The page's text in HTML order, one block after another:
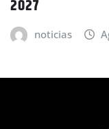
10, 2026